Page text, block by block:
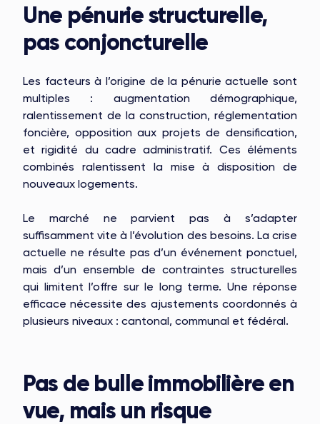
OAKS GROUP
STONE IS CAPITAL
Une pénurie structurelle,
pas conjoncturelle
Les facteurs à l’origine de la pénurie actuelle sont
multiples : augmentation démographique,
ralentissement de la construction, réglementation
foncière, opposition aux projets de densification,
et rigidité du cadre administratif. Ces éléments
combinés ralentissent la mise à disposition de
nouveaux logements.
Le marché ne parvient pas à s’adapter
suffisamment vite à l’évolution des besoins. La crise
actuelle ne résulte pas d’un événement ponctuel,
mais d’un ensemble de contraintes structurelles
qui limitent l’offre sur le long terme. Une réponse
efficace nécessite des ajustements coordonnés à
plusieurs niveaux : cantonal, communal et fédéral.
Pas de bulle immobilière en
vue, mais un risque